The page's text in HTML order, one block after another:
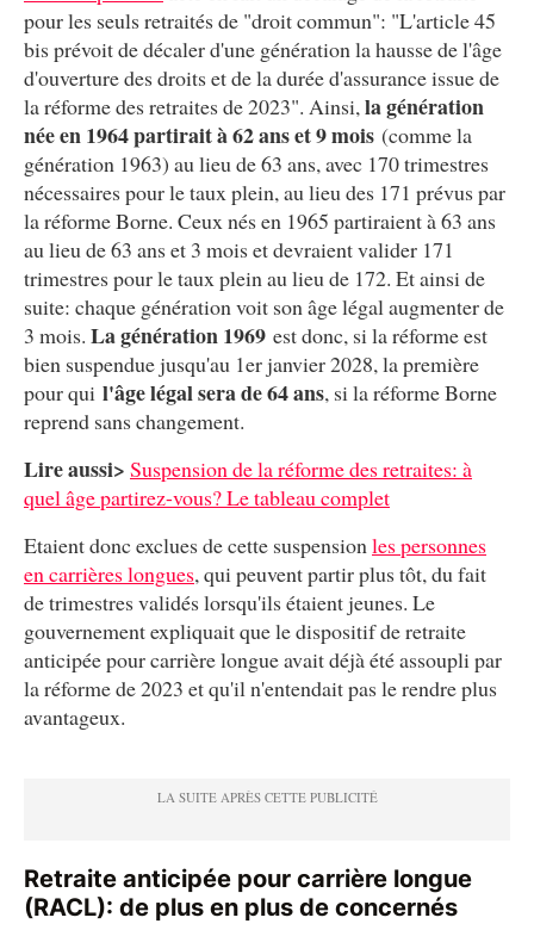
pour les seuls retraités de "droit commun": "L'article 45
bis prévoit de décaler d'une génération la hausse de l'âge
d'ouverture des droits et de la durée d'assurance issue de
la réforme des retraites de 2023". Ainsi,la génération
née en 1964 partirait à 62 ans et 9 mois (comme la
génération 1963) au lieu de 63 ans, avec 170 trimestres
nécessaires pour le taux plein, au lieu des 171 prévus par
la réforme Borne. Ceux nés en 1965 partiraient à 63 ans
au lieu de 63 ans et 3 mois et devraient valider 171
trimestres pour le taux plein au lieu de 172. Et ainsi de
suite: chaque génération voit son âge légal augmenter de
3 mois. La génération 1969 est donc, si la réforme est
bien suspendue jusqu'au 1er janvier 2028, la première
pour qui l'âge légal sera de 64 ans, si la réforme Borne
reprend sans changement.
Lire aussi> Suspension de la réforme des retraites: à
quel âge partirez-vous? Le tableau complet
Etaient donc exclues de cette suspensionles personnes
en carrières longues, qui peuvent partir plus tôt, du fait
de trimestres validés lorsqu'ils étaient jeunes. Le
gouvernement expliquait que le dispositif de retraite
anticipée pour carrière longue avait déjà été assoupli par
la réforme de 2023 et qu'il n'entendait pas le rendre plus
avantageux.
Retraite anticipée pour carrière longue
(RACL): de plus en plus de concernés